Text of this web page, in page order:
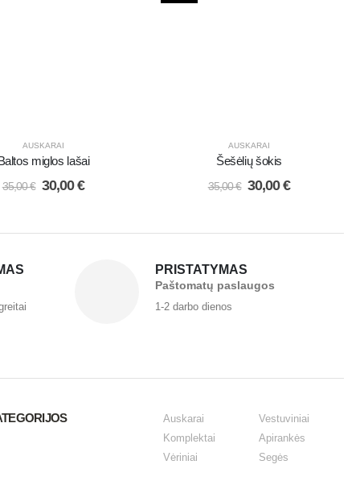
AUSKARAI
miglos lašai
35,00€ 30,00€
AUSKARAI
Šešėlių šokis
35,00€ 30,00€
PRISTATYMAS
Paštomatų paslaugos
1-2 darbo dienos
Auskarai
Komplektai
Vėriniai
Vestuviniai
Apirankės
Segės